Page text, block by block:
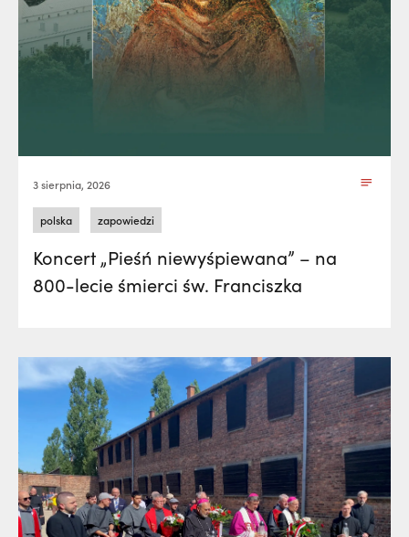
3 sierpnia, 2026
polska zapowiedzi
Koncert „Pieśń niewyśpiewana” – na
800-lecie śmierci św. Franciszka